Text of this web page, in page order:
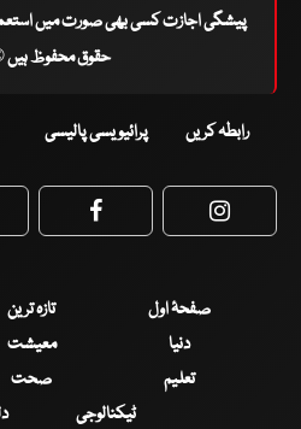
پیشگی اجازت کسی بھی صورت میں
حقوق محفوظ ہیں ©
رابطہ کریں پرائیویسی پالیسی
Facebook
صفحۂ اول تازہ ترین
دنیا
معیشت
تعلیم
صحت
ٹیکنالوجی